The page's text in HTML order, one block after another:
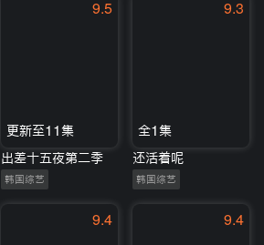
9.5
更新至11集
出差十五夜第二季
韩国综艺
9.3
全1集
还活着呢
韩国综艺
9.4 9.4